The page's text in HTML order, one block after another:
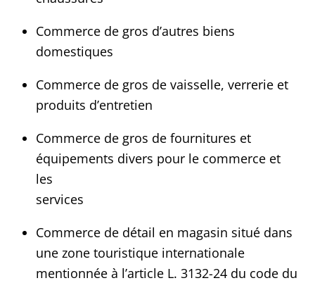
Commerce de gros d’autres biens
domestiques
Commerce de gros de vaisselle, verrerie et
produits d’entretien
Commerce de gros de fournitures et
équipements divers pour le commerce et
les
services
Commerce de détail en magasin situé dans
une zone touristique internationale
mentionnée à l’article L. 3132-24 du code du